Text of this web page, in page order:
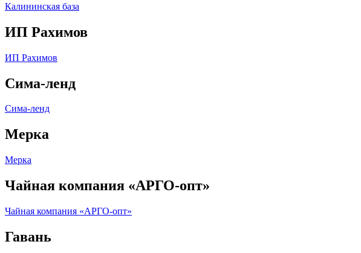
Калининская база
ИП Рахимов
ИП Рахимов
Сима-ленд
Сима-ленд
Мерка
Мерка
Чайная компания «АРГО-опт»
Чайная компания «АРГО-опт»
Гавань